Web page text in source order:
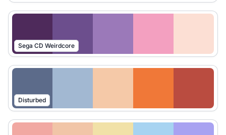
Sega CD Weirdcore
Disturbed